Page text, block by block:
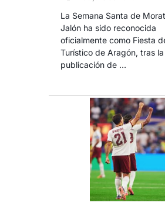
La Semana Santa de
Jalón ha sido reconocida
oficialmente como Fiesta
Turístico de Aragón, tras la
publicación de …